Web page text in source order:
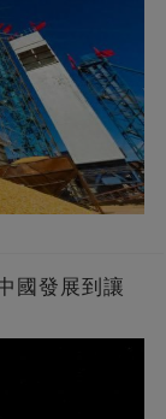
國發展到讓